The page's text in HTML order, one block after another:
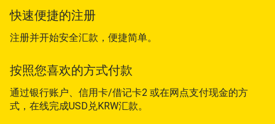
快速便捷的注册
注册并开始安全汇款，便捷简单。
按照您喜欢的方式付款
通过银行账户、信用卡/借记卡2 或在网点支付现金的方
式，在线完成USD兑KRW汇款。